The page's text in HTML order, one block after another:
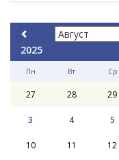
2025
Пн Вт Ср
27 28 29
3 4 5
10 11 12